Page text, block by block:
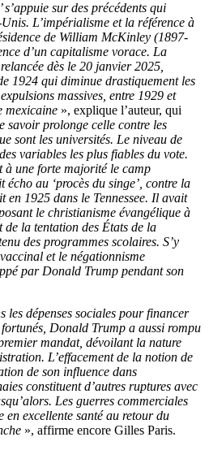
sur des précédents qui
L’impérialisme et la référence à
de William McKinley (1897-
d’un capitalisme vorace. La
dès le 20 janvier 2025,
1924 qui diminue drastiquement les
massives, entre 1929 et
mexicaine », explique l’auteur, qui
savoir prolonge celle contre les
sont les universités. Le niveau de
variables les plus fiables du vote.
à une forte majorité le camp
au ‘procès du singe’, contre la
en 1925 dans le Tennessee. Il avait
le christianisme évangélique à
de la tentation des États de la
des programmes scolaires. S’y
et le négationnisme
par Donald Trump pendant son
les dépenses sociales pour financer
fortunés, Donald Trump a aussi rompu
mandat, dévoilant la nature
L’effacement de la notion de
de son influence dans
constituent d’autres ruptures avec
Les guerres commerciales
en excellente santé au retour du
», affirme encore Gilles Paris.